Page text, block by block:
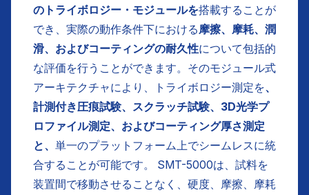
のトライボロジー・モジュールを搭載することが
でき、実際の動作条件下における摩擦、摩耗、潤
滑、およびコーティングの耐久性について包括的
な評価を行うことができます。そのモジュール式
アーキテクチャにより、トライボロジー測定を、
計測付き圧痕試験、スクラッチ試験、3D光学プ
ロファイル測定、およびコーティング厚さ測定
と、 単一のプラットフォーム上でシームレスに統
合することが可能です。 SMT-5000は、試料を
装置間で移動させることなく、硬度、摩擦、摩耗